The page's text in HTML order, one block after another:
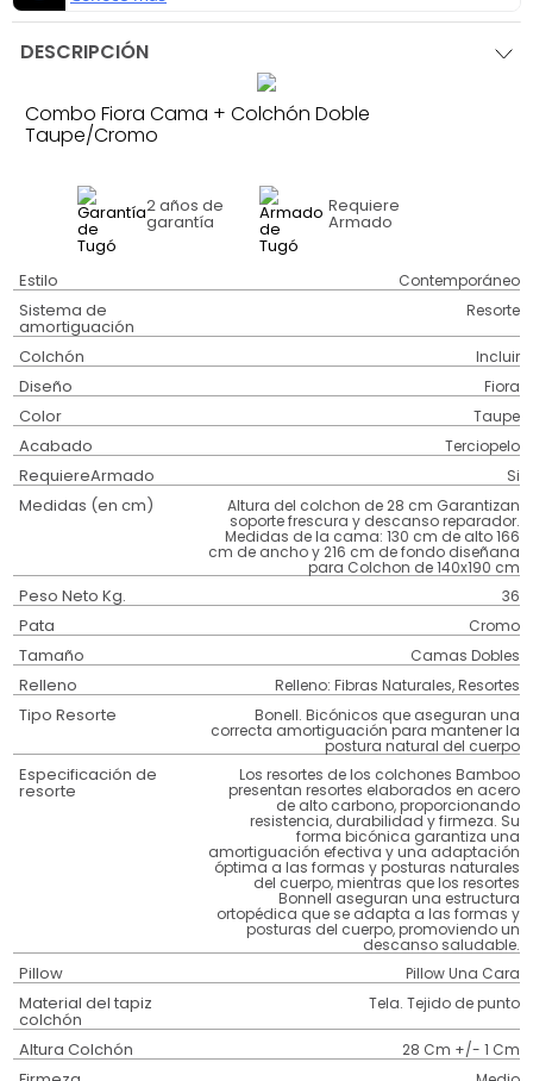
DESCRIPCIÓN
Combo Fiora Cama + Colchón Doble
Taupe/Cromo
2 años de
garantía
Requiere
Armado
Estilo Contemporáneo
Sistema de
amortiguación
Resorte
Colchón Incluir
Diseño Fiora
Color Taupe
Acabado Terciopelo
RequiereArmado Si
Medidas (en cm) Altura del colchon de 28 cm Garantizan
soporte frescura y descanso reparador.
Medidas de la cama: 130 cm de alto 166
cm de ancho y 216 cm de fondo diseñana
para Colchon de 140x190 cm
Peso Neto Kg. 36
Pata Cromo
Tamaño Camas Dobles
Relleno Relleno: Fibras Naturales, Resortes
Tipo Resorte Bonell. Bicónicos que aseguran una
correcta amortiguación para mantener la
postura natural del cuerpo
Especificación de
resorte
Los resortes de los colchones Bamboo
presentan resortes elaborados en acero
de alto carbono, proporcionando
resistencia, durabilidad y firmeza. Su
forma bicónica garantiza una
amortiguación efectiva y una adaptación
óptima a las formas y posturas naturales
del cuerpo, mientras que los resortes
Bonnell aseguran una estructura
ortopédica que se adapta a las formas y
posturas del cuerpo, promoviendo un
descanso saludable.
Pillow Pillow Una Cara
Material del tapiz
colchón
Tela. Tejido de punto
Altura Colchón 28 Cm +/- 1 Cm